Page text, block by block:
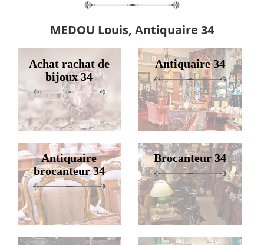
MEDOU Louis, Antiquaire 34
Achat rachat de
bijoux 34
Antiquaire 34
Antiquaire
brocanteur 34
Brocanteur 34